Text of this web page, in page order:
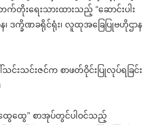
တက်တိုးရေးသားထားသည့် “ဆောင်းပါး
ဒက္ခိဏခရိုင်ရုံး၊ လူထုအခြေပြုဗဟိုဌာန
သင်းသင်းဇင်က စာဖတ်ဝိုင်းပြုလုပ်ရခြင်း
ထွေထွေ” စာအုပ်တွင်ပါဝင်သည့်